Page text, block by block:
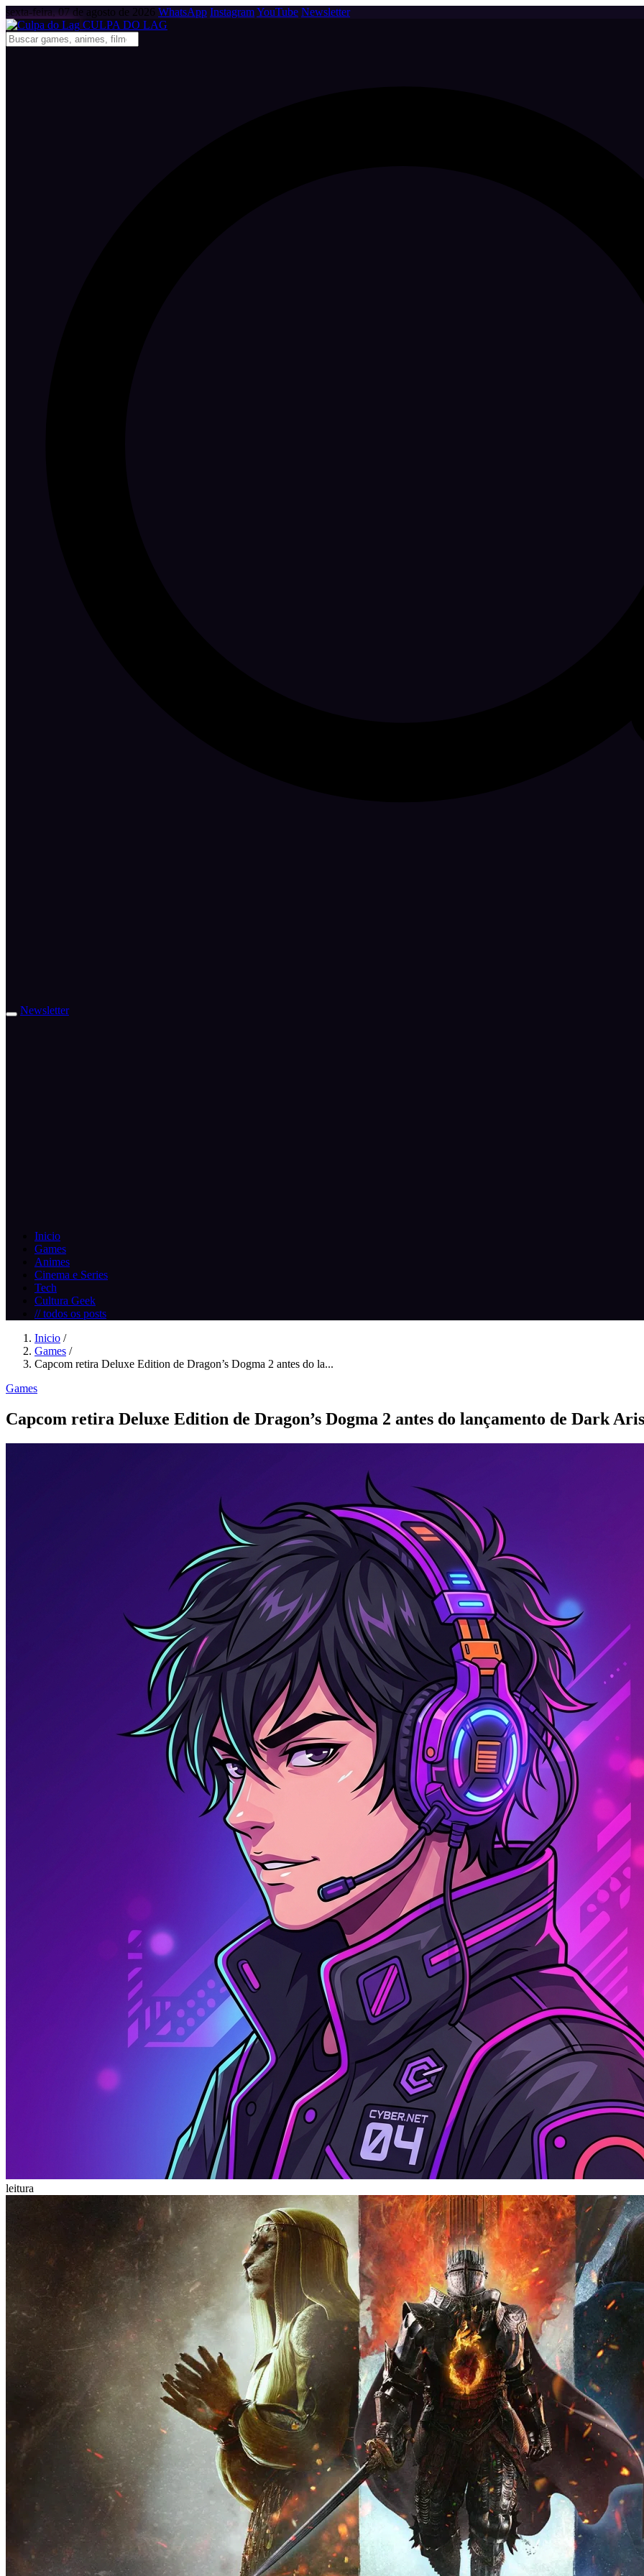
sexta-feira, 07 de agosto de 2026 WhatsApp InstagramYouTube Newsletter
CULPA DO LAG
Newsletter
Inicio
Games
Animes
Cinema e Series
Tech
Cultura Geek
// todos os posts
Inicio /
Games /
Capcom retira Deluxe Edition de Dragon’s Dogma 2 antes do la...
Games
Capcom retira Deluxe Edition de Dragon’s Dogma 2 antes do lançamento de Dark
leitura